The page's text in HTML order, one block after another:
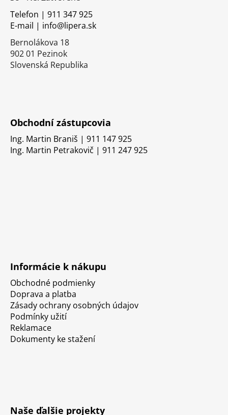
Telefon | 911 347 925
E-mail | info@lipera.sk
Bernolákova 18
902 01 Pezinok
Slovenská Republika
Obchodní zástupcovia
Ing. Martin Braniš | 911 147 925
Ing. Martin Petrakovič | 911 247 925
Informácie k nákupu
Obchodné podmienky
Doprava a platba
Zásady ochrany osobných údajov
Podmínky užití
Reklamace
Dokumenty ke stažení
Naše ďalšie projekty